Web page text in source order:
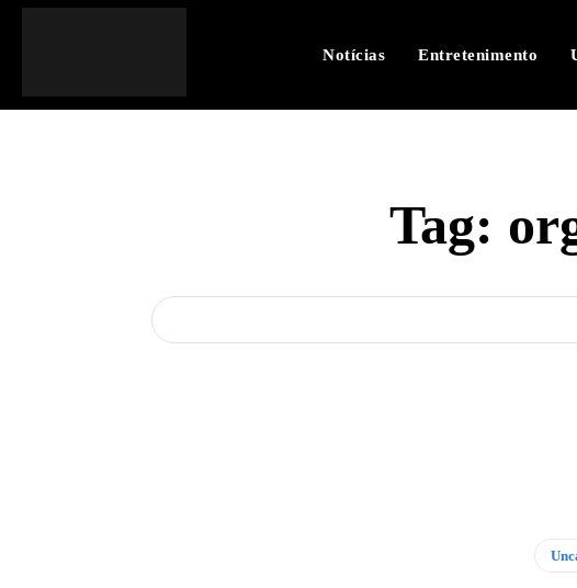
Notícias Entretenimento
Tag: